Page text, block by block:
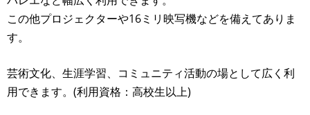
この他プロジェクターや16ミリ映写機などを備えてありま
す。
芸術文化、生涯学習、コミュニティ活動の場として広く利
用できます。(利用資格：高校生以上)